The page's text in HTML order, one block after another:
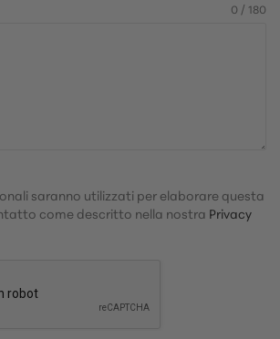
0 / 180
saranno utilizzati per elaborare questa
come descritto nella nostra Privacy